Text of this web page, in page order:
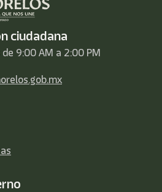
ciudadana
9:00 AM a 2:00 PM